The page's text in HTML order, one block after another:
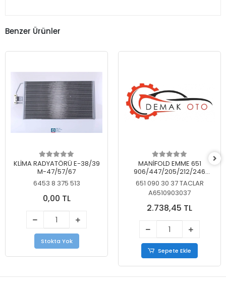
Benzer Ürünler
KLİMA RADYATÖRÜ E-38/39
M-47/57/67
6453 8 375 513
0,00 TL
Stokta Yok
MANİFOLD EMME 651
906/447/205/212/246
KELEBEKSİZ
651 090 30 37 TACLAR
A6510903037
2.738,45 TL
Sepete Ekle